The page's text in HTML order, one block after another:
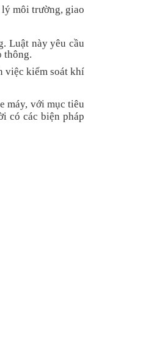
môi trường, giao
Luật này yêu cầu
thông.
việc kiểm soát khí
máy, với mục tiêu
có các biện pháp